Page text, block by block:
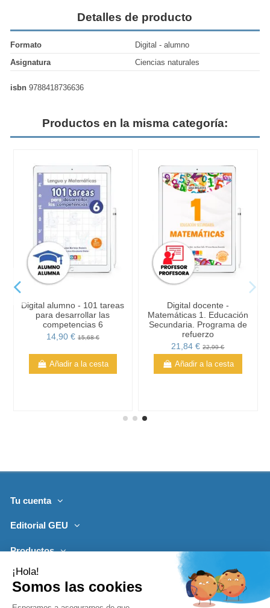
Detalles de producto
Formato
Digital - alumno
Asignatura
Ciencias naturales
isbn 9788418736636
Productos en la misma categoría:
Digital alumno - 101 tareas
para desarrollar las
competencias 6
14,90 € 15,68 €
Añadir a la cesta
Digital docente -
Matemáticas 1. Educación
Secundaria. Programa de
refuerzo
21,84 €22,99 €
Añadir a la cesta
Tu cuenta
Editorial GEU
Productos
Lo más leído